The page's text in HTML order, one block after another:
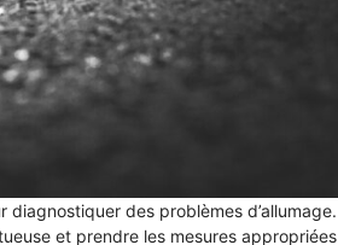
des problèmes d’allumage.
et prendre les mesures appropriées